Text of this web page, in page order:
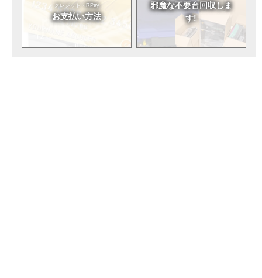
クレジット・RPay
お支払い方法
邪魔な不要台回収しま
す!